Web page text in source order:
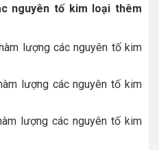
nguyên tố kim loại thêm
lượng các nguyên tố kim
lượng các nguyên tố kim
lượng các nguyên tố kim